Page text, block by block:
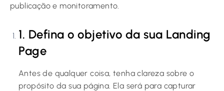
publicação e monitoramento.
1. Defina o objetivo da sua Landing
Page
Antes de qualquer coisa, tenha clareza sobre o
propósito da sua página. Ela será para capturar